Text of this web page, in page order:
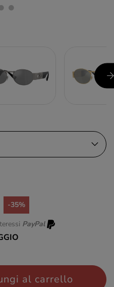
-35%
PayPal
al carrello